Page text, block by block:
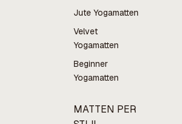
Jute Yogamatten
Velvet
Yogamatten
Beginner
Yogamatten
MATTEN PER